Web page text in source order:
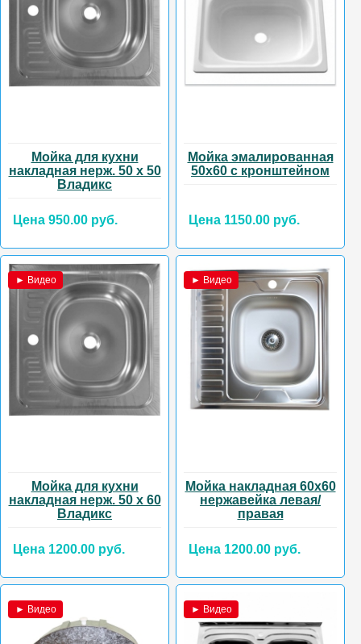
Мойка для кухни
накладная нерж. 50 х 50
Владикс
Цена 950.00 руб.
Мойка эмалированная
50х60 с кронштейном
Цена 1150.00 руб.
► Видео
Мойка для кухни
накладная нерж. 50 х 60
Владикс
Цена 1200.00 руб.
► Видео
Мойка накладная 60х60
нержавейка левая/
правая
Цена 1200.00 руб.
► Видео ► Видео